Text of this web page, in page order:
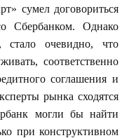
сумел договориться
Сбербанком. Однако
стало очевидно, что
соответственно
соглашения и
рынка сходятся
могли бы найти
при конструктивном